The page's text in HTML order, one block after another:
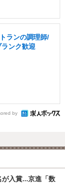
ランの調理師/
ンク歓迎
by
入賞...京進「数